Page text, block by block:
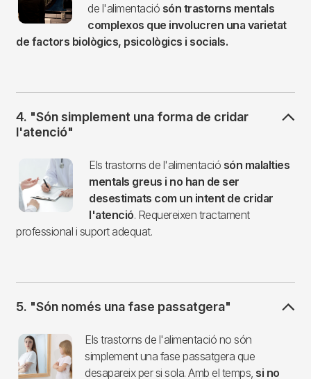
de l'alimentació són trastorns mentals
complexos que involucren una varietat
de factors biològics, psicològics i socials.
4. "Són simplement una forma de cridar
l'atenció"
Els trastorns de l'alimentació són malalties
mentals greus i no han de ser
desestimats com un intent de cridar
l'atenció. Requereixen tractament
professional i suport adequat.
5. "Són només una fase passatgera"
Imagen
Els trastorns de l'alimentació no són
simplement una fase passatgera que
desapareix per si sola. Amb el temps, si no